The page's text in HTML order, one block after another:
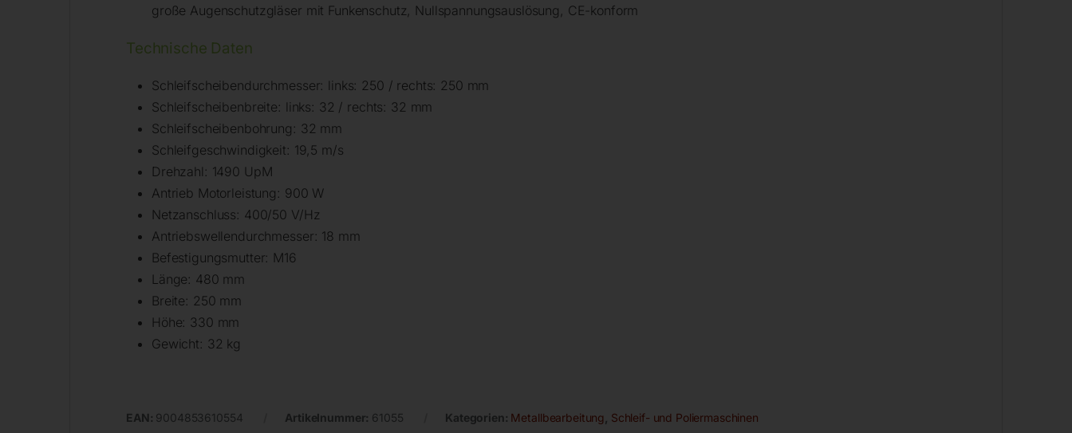
große Augenschutzgläser mit Funkenschutz, Nullspannungsauslösung, CE-konform
Technische Daten
Schleifscheibendurchmesser: links: 250 / rechts: 250 mm
Schleifscheibenbreite: links: 32 / rechts: 32 mm
Schleifscheibenbohrung: 32 mm
Schleifgeschwindigkeit: 19,5 m/s
Drehzahl: 1490 UpM
Antrieb Motorleistung: 900 W
Netzanschluss: 400/50 V/Hz
Antriebswellendurchmesser: 18 mm
Befestigungsmutter: M16
Länge: 480 mm
Breite: 250 mm
Höhe: 330 mm
Gewicht: 32 kg
EAN: 9004853610554 Artikelnummer: 61055 Kategorien: Metallbearbeitung Schleif- und Poliermaschinen